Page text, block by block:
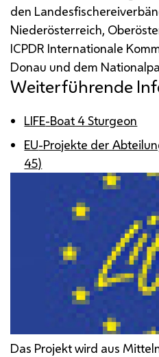
den
Niederösterreich,
ICPDR Internationale
Donau und dem
Weiterführende
LIFE-Boat 4 Sturgeon
EU-Projekte der
45)
Das Projekt wird aus